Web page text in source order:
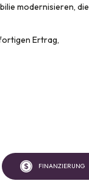
modernisieren, die
Ertrag,
FINANZIERUNG